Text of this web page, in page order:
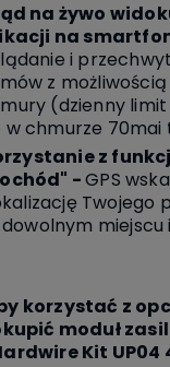
na żywo
na
i
z możliwością
(dzienny
w chmurze 70mai
z
-GPS
Twojego
dowolnym miejscu
korzystać z
moduł
Kit UP04